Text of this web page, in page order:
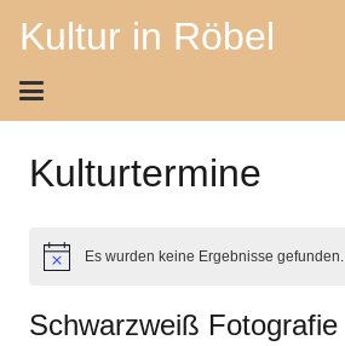
Kultur in Röbel
Kulturtermine
HinweisEs wurden keine Ergebnisse gefunden.
Schwarzweiß Fotografie